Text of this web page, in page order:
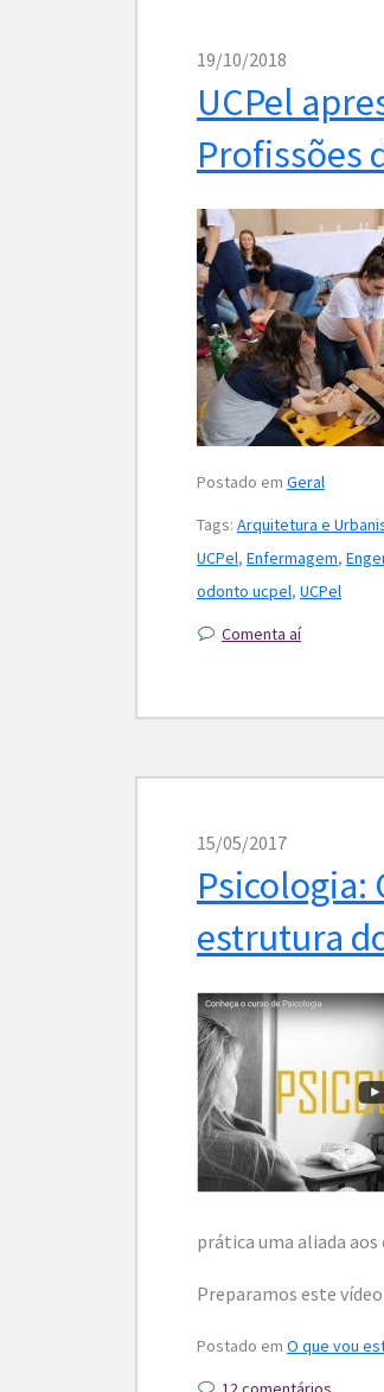
19/10/2018
UCPel
Profissões
Postado em Geral
Tags: Arquitetura e
UCPel, Enfermagem,
odonto ucpel, UCPel
Comenta aí
15/05/2017
Psicologia:
estrutura
prática uma aliada
Preparamos este
Postado em O que vou